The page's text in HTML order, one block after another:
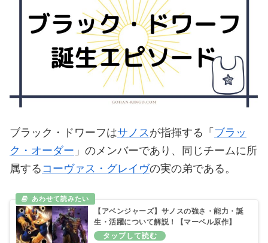
ブラック・ドワーフはサノスが指揮する「 ブラッ
ク・オーダー 」のメンバーであり、同じチームに所
属する コーヴァス・グレイヴの実の弟である。
【アベンジャーズ】サノスの強さ・能力・誕
生・活躍について解説！【マーベル原作】